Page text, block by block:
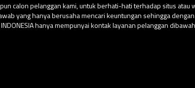
calon pelanggan kami, untuk berhati-hati terhadap situs atau
yang hanya berusaha mencari keuntungan sehingga
hanya mempunyai kontak layanan pelanggan